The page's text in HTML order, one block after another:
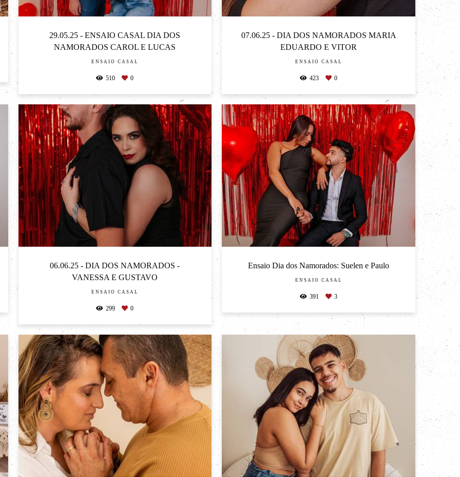
29.05.25 - ENSAIO CASAL DIA DOS
NAMORADOS CAROL E LUCAS
ENSAIO CASAL
510 0
07.06.25 - DIA DOS NAMORADOS MARIA
EDUARDO E VITOR
ENSAIO CASAL
423 0
06.06.25 - DIA DOS NAMORADOS -
VANESSA E GUSTAVO
ENSAIO CASAL
299 0
Ensaio Dia dos Namorados: Suelen e Paulo
ENSAIO CASAL
391 3